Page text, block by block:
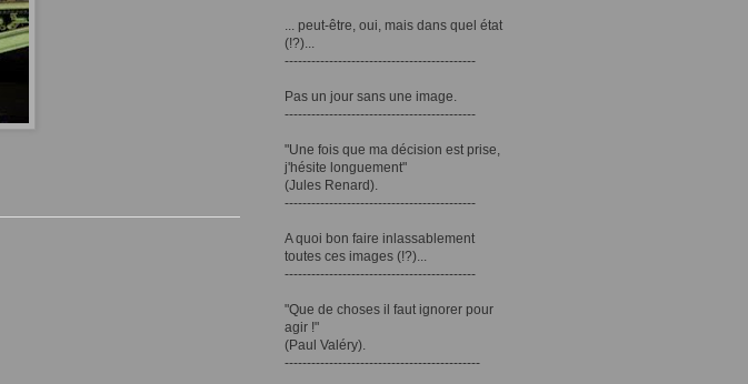
... peut-être, oui, mais dans quel état
(!?)...
-------------------------------------------
Pas un jour sans une image.
-------------------------------------------
"Une fois que ma décision est prise,
j'hésite longuement"
(Jules Renard).
-------------------------------------------
A quoi bon faire inlassablement
toutes ces images (!?)...
-------------------------------------------
"Que de choses il faut ignorer pour
agir !"
(Paul Valéry).
--------------------------------------------